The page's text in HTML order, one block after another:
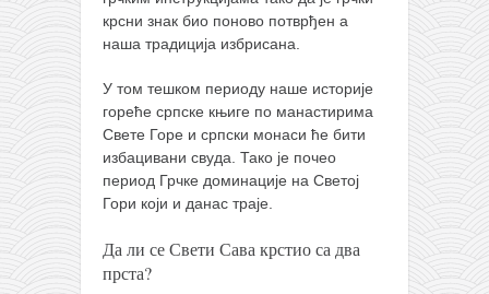
крсни знак био поново потврђен а
наша традиција избрисана.
У том тешком периоду наше историје
гореће српске књиге по манастирима
Свете Горе и српски монаси ће бити
избацивани свуда. Тако је почео
период Грчке доминације на Светој
Гори који и данас траје.
Да ли се Свети Сава крстио са два
прста?